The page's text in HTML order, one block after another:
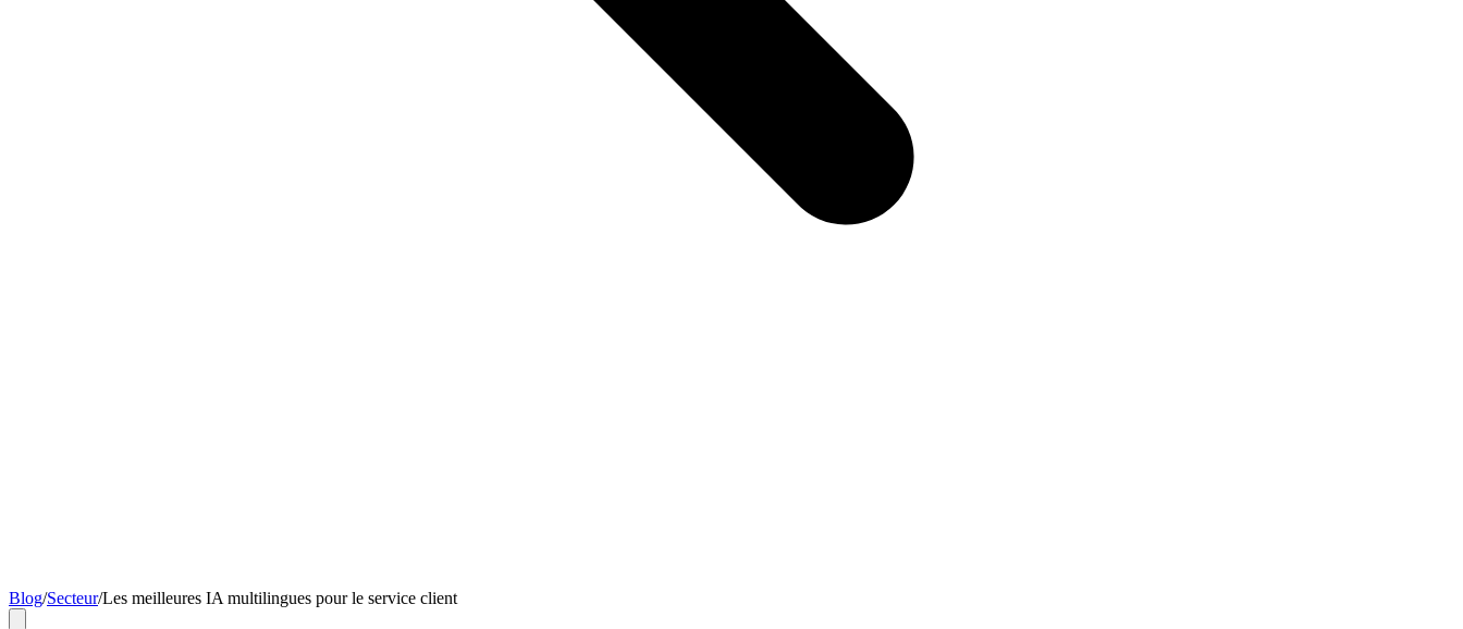
Blog/Secteur/Les meilleures IA multilingues pour le service client